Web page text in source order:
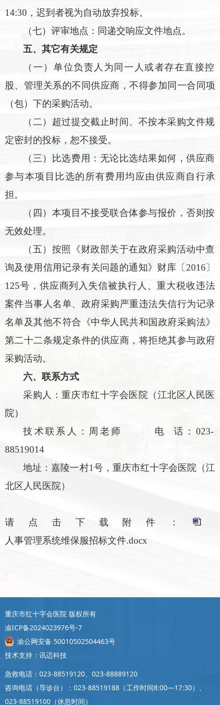
14:30，迟到者视为自动放弃投标。
（七）评审地点：同递交响应文件地点。
五、其它有关规定
（一）单位负责人为同一人或者存在直接控
股、管理关系的不同供应商，不得参加同一合同项
（包）下的采购活动。
（二）超过提交截止时间、不按本采购文件规
定密封的投标，恕不接受。
（三）比选费用：无论比选结果如何，供应商
参与本项目比选的所有费用均应由供应商自行承
担。
（四）本项目不接受联合体参与报价，否则按
无效处理。
（五）按照《财政部关于在政府采购活动中查
询及使用信用记录有关问题的通知》财库〔2016〕
125号，供应商列入失信被执行人、重大税收违法
案件当事人名单、政府采购严重违法失信行为记录
名单及其他不符合《中华人民共和国政府采购法》
第二十二条规定条件的供应商，将拒绝其参与政府
采购活动。
六、联系方式
采购人：重庆市红十字会医院（江北区人民医
院）
技术联系人：周老师 电 话：023-
88519014
地址：嘉陵一村1号，重庆市红十字会医院（江
北区人民医院）
请点击下载附件：
人事管理系统维保服招标文件.docx
重庆市红十字会医院 版权所有
渝ICP备2024023976号-7
渝公网安备 50010502504463号
技术支持：讯迈科技
急救电话：023-88519120、023-88889120
咨询电话（导诊台）：023-88519188（工作时间8:00—17:30）、
023-88519100（休息时间）